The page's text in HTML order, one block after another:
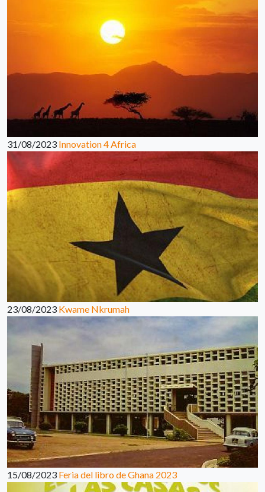
31/08/2023 Innovation 4 Africa
23/08/2023 Kwame Nkrumah
15/08/2023 Feria del libro de Ghana 2023